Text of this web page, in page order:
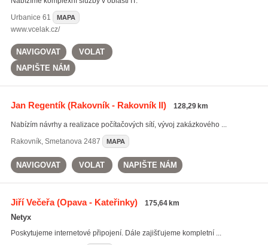
Urbanice 61 MAPA
www.vcelak.cz/
NAVIGOVAT
VOLAT
NAPIŠTE NÁM
Jan Regentík(Rakovník - Rakovník II) 128,29 km
Nabízím návrhy a realizace počítačových sítí, vývoj zakázkového ...
Rakovník, Smetanova 2487 MAPA
NAVIGOVAT VOLAT NAPIŠTE NÁM
Jiří Večeřa(Opava - Kateřinky) 175,64 km
Netyx
Poskytujeme internetové připojení. Dále zajišťujeme kompletní ...